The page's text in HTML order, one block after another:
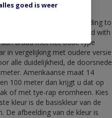
etc. Een stukje uit de
6. Flame Retardant: according to
conductors, insulated with
draad met het oude type
in vergelijking met oudere versie
alle duidelijkheid, de doorsnede
Amerikaanse maat 14
100 meter dan krijgt u dat op
of met tye-rap eromheen. Kies
kleur is de basiskleur van de
De afbeelding van de kleur is
goed is weer